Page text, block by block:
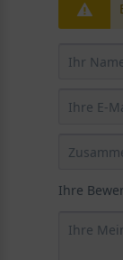
Ihre